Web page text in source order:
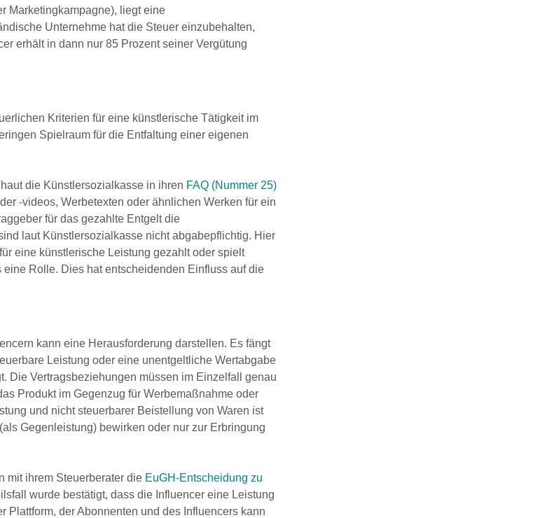
Marketingkampagne), liegt eine
Unternehme hat die Steuer einzubehalten,
erhält in dann nur 85 Prozent seiner Vergütung
Kriterien für eine künstlerische Tätigkeit im
Spielraum für die Entfaltung einer eigenen
die Künstlersozialkasse in ihren FAQ (Nummer 25)
-videos, Werbetexten oder ähnlichen Werken für ein
für das gezahlte Entgelt die
laut Künstlersozialkasse nicht abgabepflichtig. Hier
eine künstlerische Leistung gezahlt oder spielt
Rolle. Dies hat entscheidenden Einfluss auf die
kann eine Herausforderung darstellen. Es fängt
Leistung oder eine unentgeltliche Wertabgabe
Die Vertragsbeziehungen müssen im Einzelfall genau
Produkt im Gegenzug für Werbemaßnahme oder
und nicht steuerbarer Beistellung von Waren ist
Gegenleistung) bewirken oder nur zur Erbringung
mit ihrem Steuerberater die EuGH-Entscheidung zu
wurde bestätigt, dass die Influencer eine Leistung
Plattform, der Abonnenten und des Influencers kann